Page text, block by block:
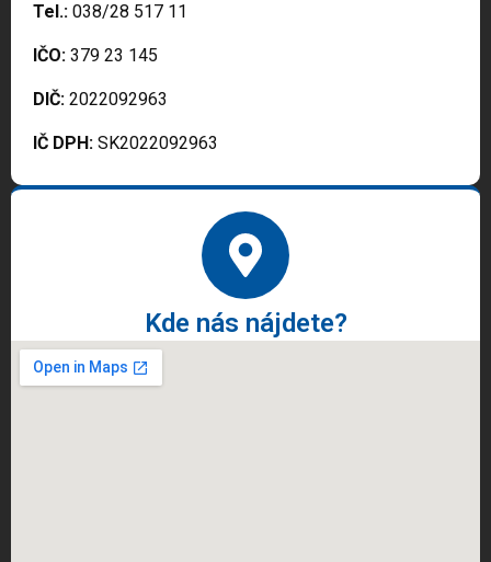
Tel.: 038/28 517 11
IČO: 379 23 145
DIČ: 2022092963
IČ DPH: SK2022092963
Kde nás nájdete?